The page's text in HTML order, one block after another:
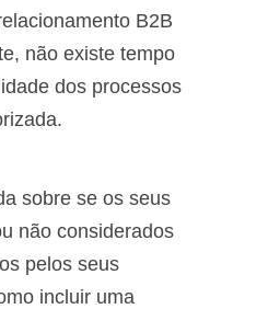
B2B
não existe tempo
dos processos
sobre se os seus
não considerados
pelos seus
incluir uma